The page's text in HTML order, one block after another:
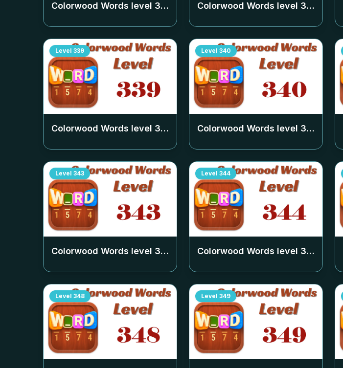
Colorwood Words level 335 Colorwood Words level 336
Level 339
Colorwood Words level 339
Level 340
Colorwood Words level 340
Level 343
Colorwood Words level 343
Level 344
Colorwood Words level 344
Level 348 Level 349